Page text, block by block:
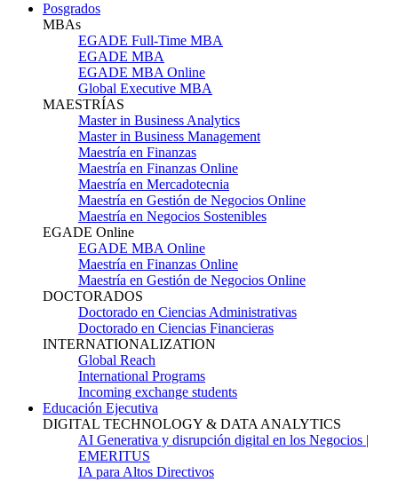
Posgrados
MBAs
EGADE Full-Time MBA
EGADE MBA
EGADE MBA Online
Global Executive MBA
MAESTRÍAS
Master in Business Analytics
Master in Business Management
Maestría en Finanzas
Maestría en Finanzas Online
Maestría en Mercadotecnia
Maestría en Gestión de Negocios Online
Maestría en Negocios Sostenibles
EGADE Online
EGADE MBA Online
Maestría en Finanzas Online
Maestría en Gestión de Negocios Online
DOCTORADOS
Doctorado en Ciencias Administrativas
Doctorado en Ciencias Financieras
INTERNATIONALIZATION
Global Reach
International Programs
Incoming exchange students
Educación Ejecutiva
DIGITAL TECHNOLOGY & DATA ANALYTICS
AI Generativa y disrupción digital en los Negocios |
EMERITUS
IA para Altos Directivos